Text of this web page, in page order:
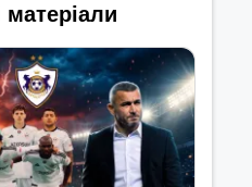
матеріали